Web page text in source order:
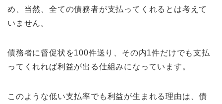
め、当然、全ての債務者が支払ってくれるとは考えて
いません。
債務者に督促状を100件送り、その内1件だけでも支払
ってくれれば利益が出る仕組みになっています。
このような低い支払率でも利益が生まれる理由は、債